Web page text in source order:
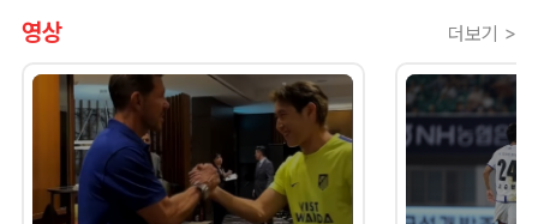
영상 더보기 >